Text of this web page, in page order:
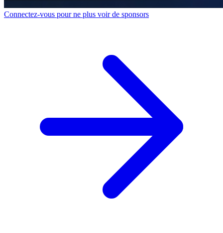
Connectez-vous pour ne plus voir de sponsors